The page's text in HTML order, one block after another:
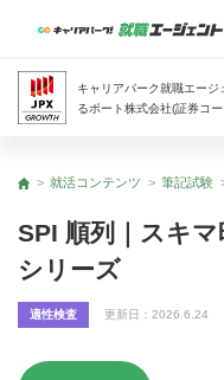
キャリアパーク就職エー
るポート株式会社(証券コ
トップ
就活コンテンツ 筆記試験
SPI 順列｜スキ
シリーズ
適性検査 更新日： 2026.6.24